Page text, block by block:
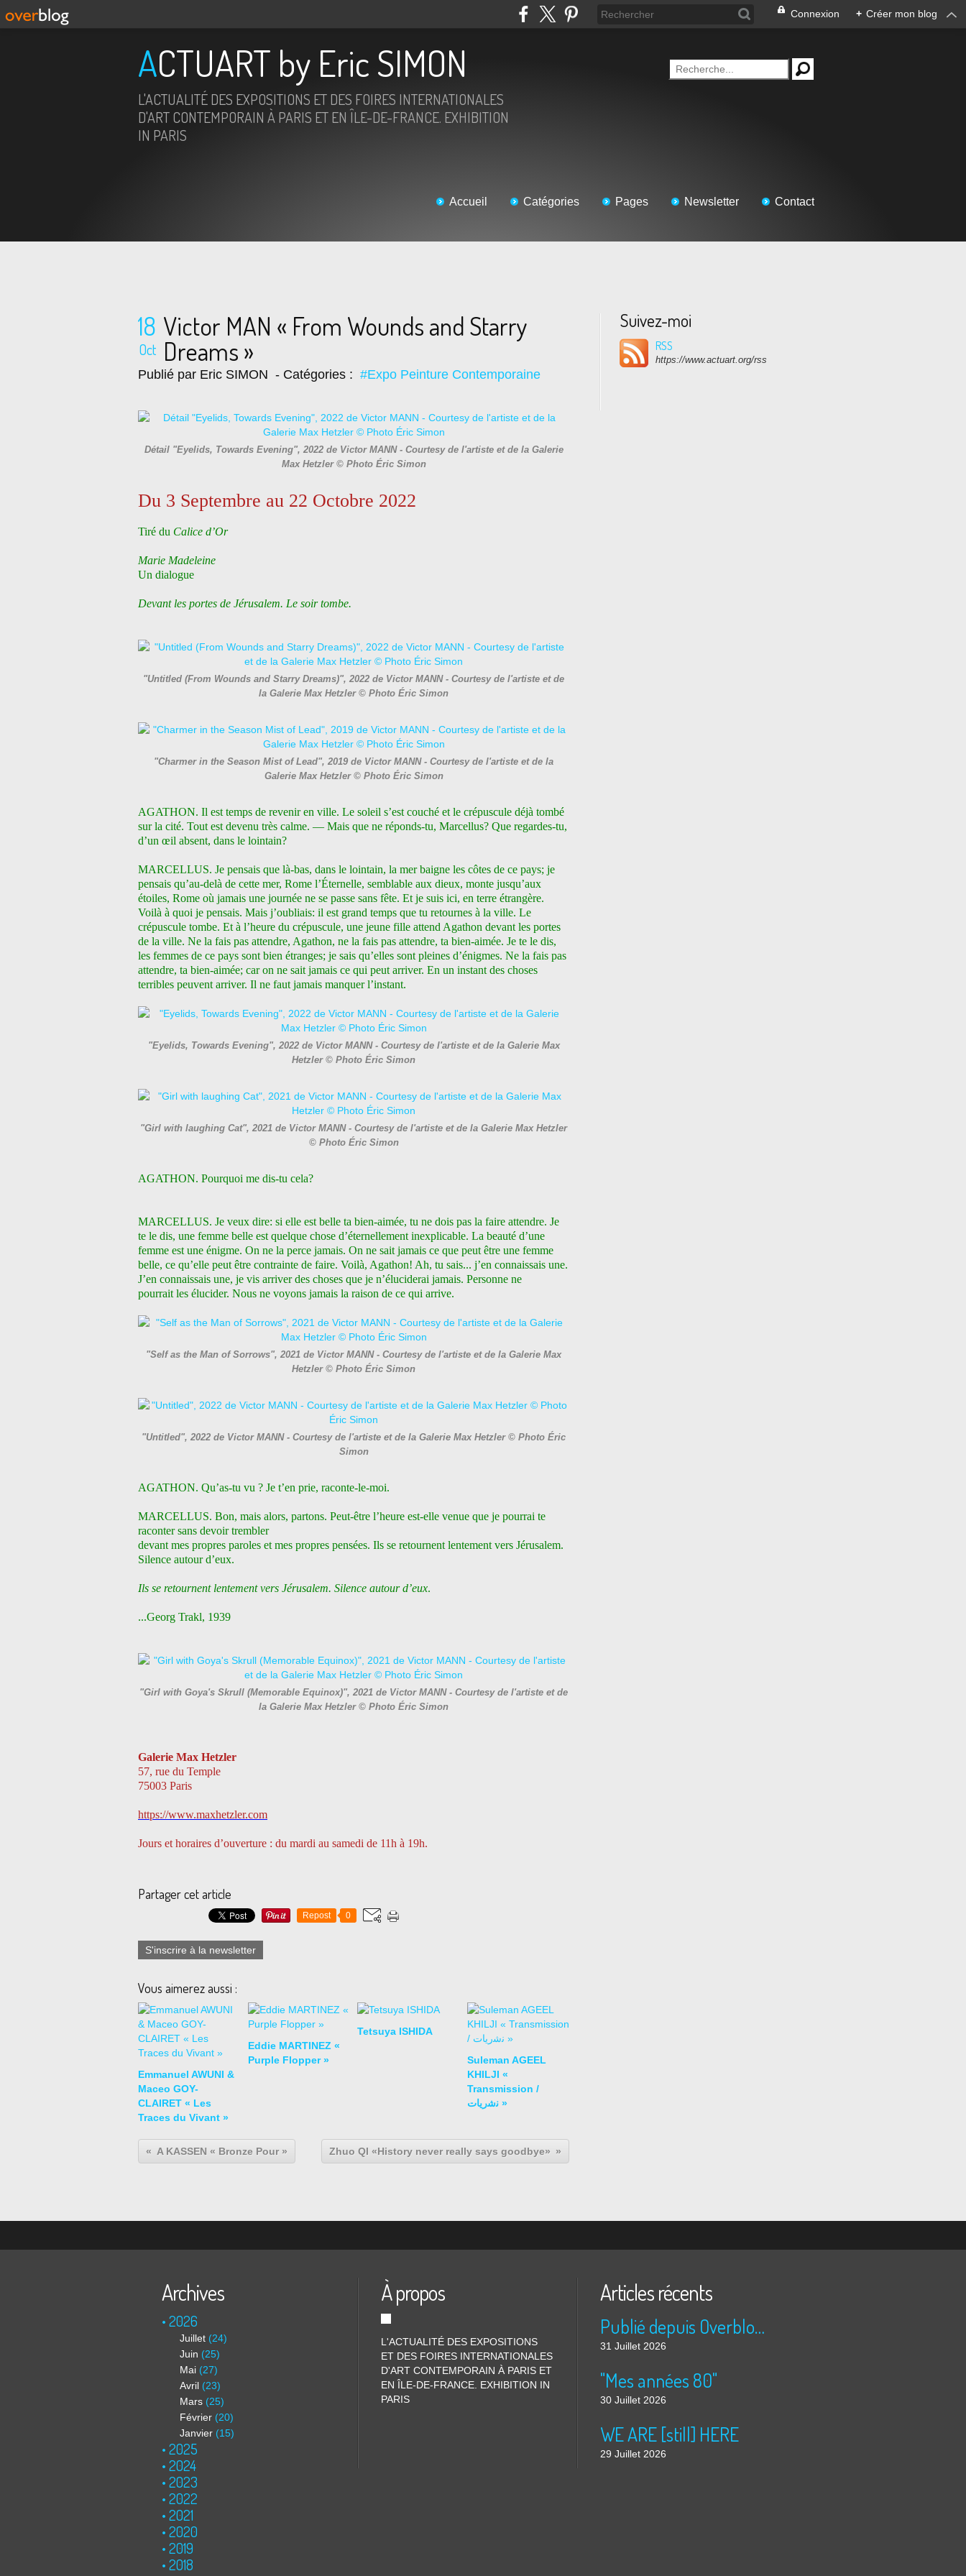
Connexion + Créer mon blog
ACTUART by Eric SIMON
L'ACTUALITÉ DES EXPOSITIONS ET DES FOIRES INTERNATIONALES
D'ART CONTEMPORAIN À PARIS ET EN ÎLE-DE-FRANCE. EXHIBITION
IN PARIS
Accueil Catégories Pages Newsletter Contact
18
Oct
Victor MAN « From Wounds and Starry
Dreams »
Publié par Eric SIMON - Catégories : #Expo Peinture Contemporaine
Détail "Eyelids, Towards Evening", 2022 de Victor MANN - Courtesy de l'artiste et de la Galerie
Max Hetzler © Photo Éric Simon
Du 3 Septembre au 22 Octobre 2022
Tiré du Calice d’Or
Marie Madeleine
Un dialogue
Devant les portes de Jérusalem. Le soir tombe.
"Untitled (From Wounds and Starry Dreams)", 2022 de Victor MANN - Courtesy de l'artiste et de
la Galerie Max Hetzler © Photo Éric Simon
"Charmer in the Season Mist of Lead", 2019 de Victor MANN - Courtesy de l'artiste et de la
Galerie Max Hetzler © Photo Éric Simon
AGATHON. Il est temps de revenir en ville. Le soleil s’est couché et le crépuscule déjà tombé
sur la cité. Tout est devenu très calme. — Mais que ne réponds-tu, Marcellus? Que regardes-tu,
d’un œil absent, dans le lointain?
MARCELLUS. Je pensais que là-bas, dans le lointain, la mer baigne les côtes de ce pays; je
pensais qu’au-delà de cette mer, Rome l’Éternelle, semblable aux dieux, monte jusqu’aux
étoiles, Rome où jamais une journée ne se passe sans fête. Et je suis ici, en terre étrangère.
Voilà à quoi je pensais. Mais j’oubliais: il est grand temps que tu retournes à la ville. Le
crépuscule tombe. Et à l’heure du crépuscule, une jeune fille attend Agathon devant les portes
de la ville. Ne la fais pas attendre, Agathon, ne la fais pas attendre, ta bien-aimée. Je te le dis,
les femmes de ce pays sont bien étranges; je sais qu’elles sont pleines d’énigmes. Ne la fais pas
attendre, ta bien-aimée; car on ne sait jamais ce qui peut arriver. En un instant des choses
terribles peuvent arriver. Il ne faut jamais manquer l’instant.
"Eyelids, Towards Evening", 2022 de Victor MANN - Courtesy de l'artiste et de la Galerie Max
Hetzler © Photo Éric Simon
"Girl with laughing Cat", 2021 de Victor MANN - Courtesy de l'artiste et de la Galerie Max Hetzler
© Photo Éric Simon
AGATHON. Pourquoi me dis-tu cela?
MARCELLUS. Je veux dire: si elle est belle ta bien-aimée, tu ne dois pas la faire attendre. Je
te le dis, une femme belle est quelque chose d’éternellement inexplicable. La beauté d’une
femme est une énigme. On ne la perce jamais. On ne sait jamais ce que peut être une femme
belle, ce qu’elle peut être contrainte de faire. Voilà, Agathon! Ah, tu sais... j’en connaissais une.
J’en connaissais une, je vis arriver des choses que je n’éluciderai jamais. Personne ne
pourrait les élucider. Nous ne voyons jamais la raison de ce qui arrive.
"Self as the Man of Sorrows", 2021 de Victor MANN - Courtesy de l'artiste et de la Galerie Max
Hetzler © Photo Éric Simon
"Untitled", 2022 de Victor MANN - Courtesy de l'artiste et de la Galerie Max Hetzler © Photo Éric
Simon
AGATHON. Qu’as-tu vu ? Je t’en prie, raconte-le-moi.
MARCELLUS. Bon, mais alors, partons. Peut-être l’heure est-elle venue que je pourrai te
raconter sans devoir trembler
devant mes propres paroles et mes propres pensées. Ils se retournent lentement vers Jérusalem.
Silence autour d’eux.
Ils se retournent lentement vers Jérusalem. Silence autour d’eux.
...Georg Trakl, 1939
"Girl with Goya's Skrull (Memorable Equinox)", 2021 de Victor MANN - Courtesy de l'artiste et de
la Galerie Max Hetzler © Photo Éric Simon
Galerie Max Hetzler
57, rue du Temple
75003 Paris
https://www.maxhetzler.com
Jours et horaires d’ouverture : du mardi au samedi de 11h à 19h.
Partager cet article
Repost 0
S'inscrire à la newsletter
Vous aimerez aussi :
Emmanuel AWUNI &
Maceo GOY-
CLAIRET « Les
Traces du Vivant »
Eddie MARTINEZ «
Purple Flopper »
Tetsuya ISHIDA
Suleman AGEEL
KHILJI «
Transmission /
ﻧﺷرﯾﺎت »
A KASSEN « Bronze Pour » Zhuo QI «History never really says goodbye»
Suivez-moi
RSS
https://www.actuart.org/rss
Archives
2026
Juillet (24)
Juin (25)
Mai (27)
Avril (23)
Mars (25)
Février (20)
Janvier (15)
2025
2024
2023
2022
2021
2020
2019
2018
À propos
L'ACTUALITÉ DES EXPOSITIONS
ET DES FOIRES INTERNATIONALES
D'ART CONTEMPORAIN À PARIS ET
EN ÎLE-DE-FRANCE. EXHIBITION IN
PARIS
Articles récents
Publié depuis Overblog et Facebook
31 Juillet 2026
"Mes années 80"
30 Juillet 2026
WE ARE [still] HERE
29 Juillet 2026